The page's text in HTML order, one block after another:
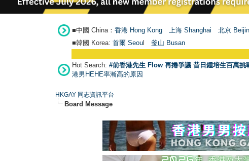
■中國 China： 香港 Hong Kong 上海 Shanghai 北京
■韓國 Korea: 首爾 Seou 釜山 Busan
Hot Search: #前香港先生 Flow 再捲爭議 昔日鍾培生百萬
港男HEHE率漸高的原因
HKGAY 同志資訊平台
Board Message